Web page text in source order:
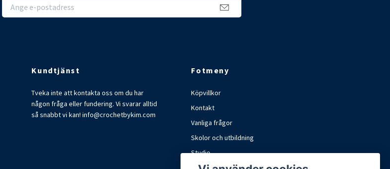
Kundtjänst
Tveka inte att kontakta oss om du har
någon fråga eller fundering. Vi svarar alltid
så snabbt vi kan!info@crochetbykim.com
Fotmeny
Köpvillkor
Kontakt
Vanliga frågor
Skolor och utbildning
Studio